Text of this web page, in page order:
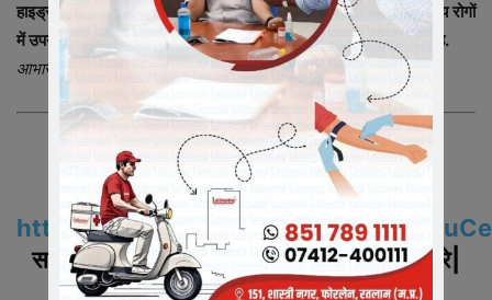
हाइड्रॉक्सीक्लोरोक्वीन की गोलियां उपलब्ध हैं. इस दवाई को मलेरिया सहित अन्य रोगों
में उपयोग किया जाता है. इसे इस महामारी से लड़ने के लिए कारगर माना जा रहा है.
आभार – प्रभात खबर
न्यूज़ इंडिया 365 – खबरों का फीवर
Also Join us On WhatsApp
https://chat.whatsapp.com/
समाचारो के अपडेट के लिए ग्रुप
को ज्वाइन करे|